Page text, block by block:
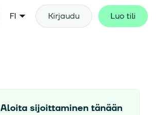
FI Kirjaudu Luo tili
Aloita sijoittaminen tänään